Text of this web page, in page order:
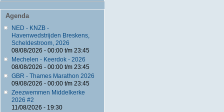
Agenda
NED - KNZB -
Havenwedstrijden Breskens,
Scheldestroom, 2026
08/08/2026 - 00:00t/m 23:45
Mechelen - Keerdok - 2026
08/08/2026 - 00:00t/m 23:45
GBR - Thames Marathon 2026
09/08/2026 - 00:00t/m 23:45
Zeezwemmen Middelkerke
2026 #2
11/08/2026 - 19:30